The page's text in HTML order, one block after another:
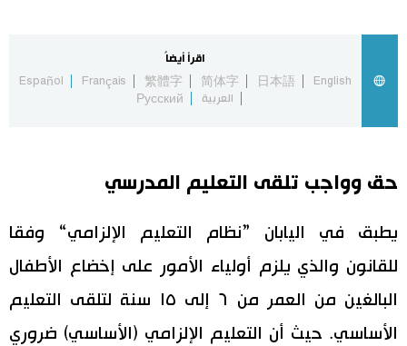
ثقافة
اقرأ أيضاً
English
日本語
简体字
繁體字
Français
Español
العربية
Русский
حق وواجب تلقى التعليم المدرسي
يطبق في اليابان ”نظام التعليم الإلزامي“ وفقا
للقانون والذي يلزم أولياء الأمور على إخضاع الأطفال
البالغين من العمر من ٦ إلى ١٥ سنة لتلقى التعليم
الأساسي. حيث أن التعليم الإلزامي (الأساسي) ضروري